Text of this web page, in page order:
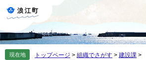
の
先
ー
を
現在地 トップページ > 組織でさがす > 建設課 >